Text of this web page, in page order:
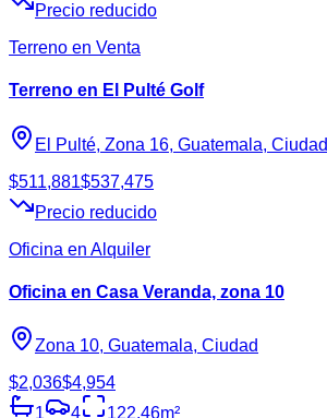
Precio reducido
Terreno en Venta
Terreno en El Pulté Golf
El Pulté, Zona 16, Guatemala, Ciudad
$511,881$537,475
Precio reducido
Oficina en Alquiler
Oficina en Casa Veranda, zona 10
Zona 10, Guatemala, Ciudad
$2,036$4,954
1
4 122.46m²